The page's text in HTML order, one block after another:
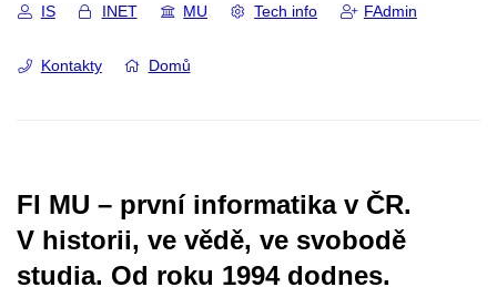
IS INET MU Tech info FAdmin
Kontakty Domů
FI MU – první informatika v ČR.
V historii, ve vědě, ve svobodě
studia. Od roku 1994 dodnes.